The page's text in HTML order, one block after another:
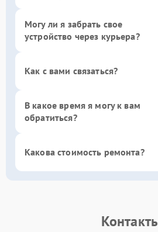
Могу ли я забрать свое
устройство через курьера?
Как с вами связаться?
В какое время я могу к вам
обратиться?
Какова стоимость ремонта?